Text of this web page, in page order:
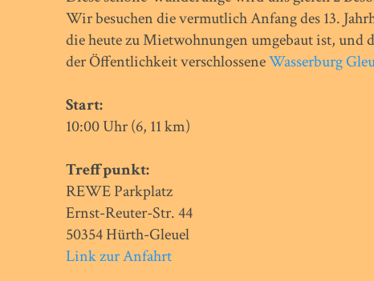
Wir besuchen die vermutlich Anfang des 13.
die heute zu Mietwohnungen umgebaut ist,
der Öffentlichkeit verschlosseneWasserburg
Start:
10:00 Uhr (6, 11 km)
Treffpunkt:
REWE Parkplatz
Ernst-Reuter-Str. 44
50354 Hürth-Gleuel
Link zur Anfahrt